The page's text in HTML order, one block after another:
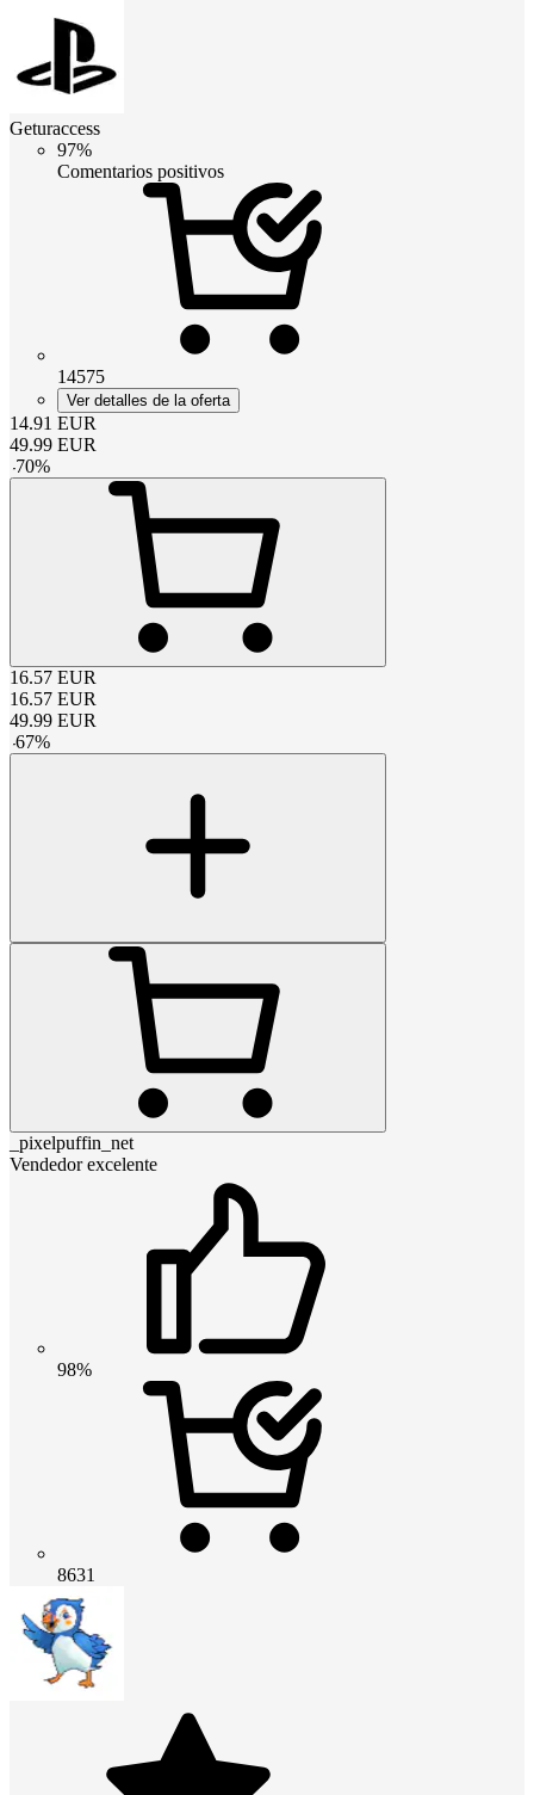
Geturaccess
97%
Comentarios positivos
14575
Ver detalles de la oferta
14.91 EUR
49.99 EUR
-70%
16.57 EUR
16.57 EUR
49.99 EUR
-67%
_pixelpuffin_net
Vendedor excelente
98%
8631